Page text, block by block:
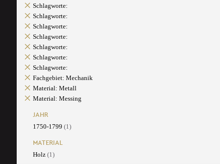
Schlagworte:
Schlagworte:
Schlagworte:
Schlagworte:
Schlagworte:
Schlagworte:
Schlagworte:
Fachgebiet: Mechanik
Material: Metall
Material: Messing
JAHR
1750-1799 (1)
MATERIAL
Holz (1)